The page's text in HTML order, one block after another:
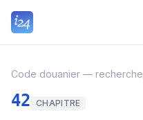
Code douanier — recherche
42 CHAPITRE